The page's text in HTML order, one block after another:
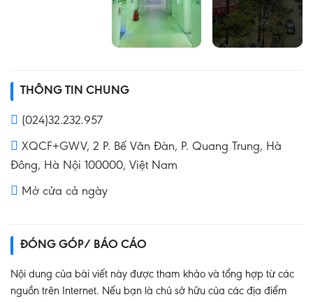
THÔNG TIN CHUNG
(024)32.232.957
XQCF+GWV, 2 P. Bế Văn Đàn, P. Quang Trung, Hà
Đông, Hà Nội 100000, Việt Nam
Mở cửa cả ngày
ĐÓNG GÓP/ BÁO CÁO
Nội dung của bài viết này được tham khảo và tổng hợp từ các
nguồn trên Internet. Nếu bạn là chủ sở hữu của các địa điểm